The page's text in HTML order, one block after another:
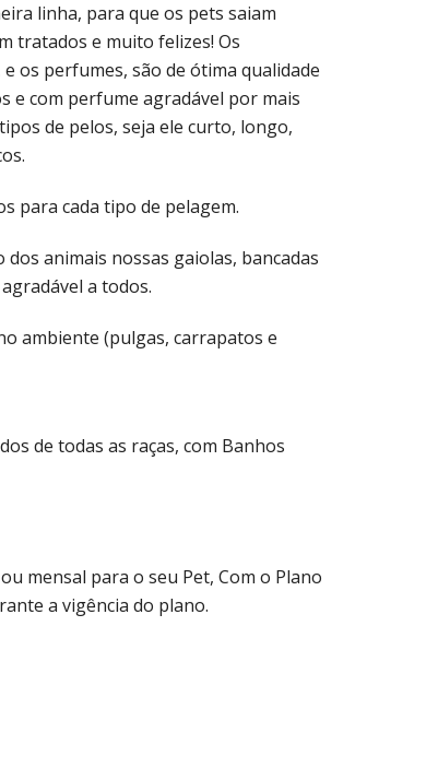
linha, para que os pets saiam
tratados e muito felizes! Os
os perfumes, são de ótima qualidade
e com perfume agradável por mais
de pelos, seja ele curto, longo,
para cada tipo de pelagem.
animais nossas gaiolas, bancadas
a todos.
ambiente (pulgas, carrapatos e
de todas as raças, com Banhos
mensal para o seu Pet, Com o Plano
a vigência do plano.